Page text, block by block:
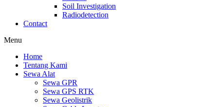
Soil Investigation
Radiodetection
Contact
Menu
Home
Tentang Kami
Sewa Alat
Sewa GPR
Sewa GPS RTK
Sewa Geolistrik